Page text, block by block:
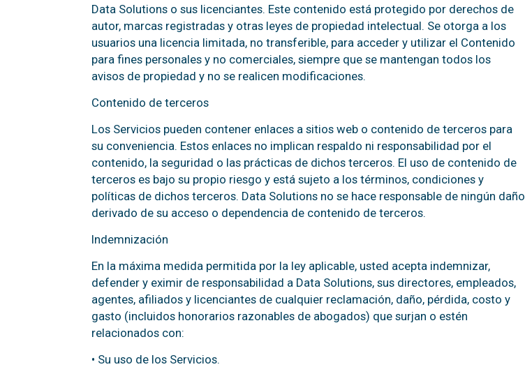
Data Solutions o sus licenciantes. Este contenido está protegido por derechos de
autor, marcas registradas y otras leyes de propiedad intelectual. Se otorga a los
usuarios una licencia limitada, no transferible, para acceder y utilizar el Contenido
para fines personales y no comerciales, siempre que se mantengan todos los
avisos de propiedad y no se realicen modificaciones.
Contenido de terceros
Los Servicios pueden contener enlaces a sitios web o contenido de terceros para
su conveniencia. Estos enlaces no implican respaldo ni responsabilidad por el
contenido, la seguridad o las prácticas de dichos terceros. El uso de contenido de
terceros es bajo su propio riesgo y está sujeto a los términos, condiciones y
políticas de dichos terceros. Data Solutions no se hace responsable de ningún daño
derivado de su acceso o dependencia de contenido de terceros.
Indemnización
En la máxima medida permitida por la ley aplicable, usted acepta indemnizar,
defender y eximir de responsabilidad a Data Solutions, sus directores, empleados,
agentes, afiliados y licenciantes de cualquier reclamación, daño, pérdida, costo y
gasto (incluidos honorarios razonables de abogados) que surjan o estén
relacionados con:
• Su uso de los Servicios.